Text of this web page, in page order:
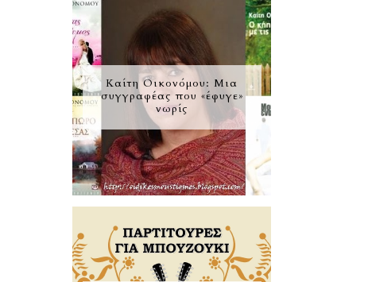
Καίτη Οικονόμου: Μια
συγγραφέας που «έφυγε»
νωρίς